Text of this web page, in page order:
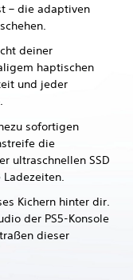
– die adaptiven
deiner
haptischen
und jeder
sofortigen
die
ultraschnellen SSD
Ladezeiten.
Kichern hinter dir.
der PS5-Konsole
dieser